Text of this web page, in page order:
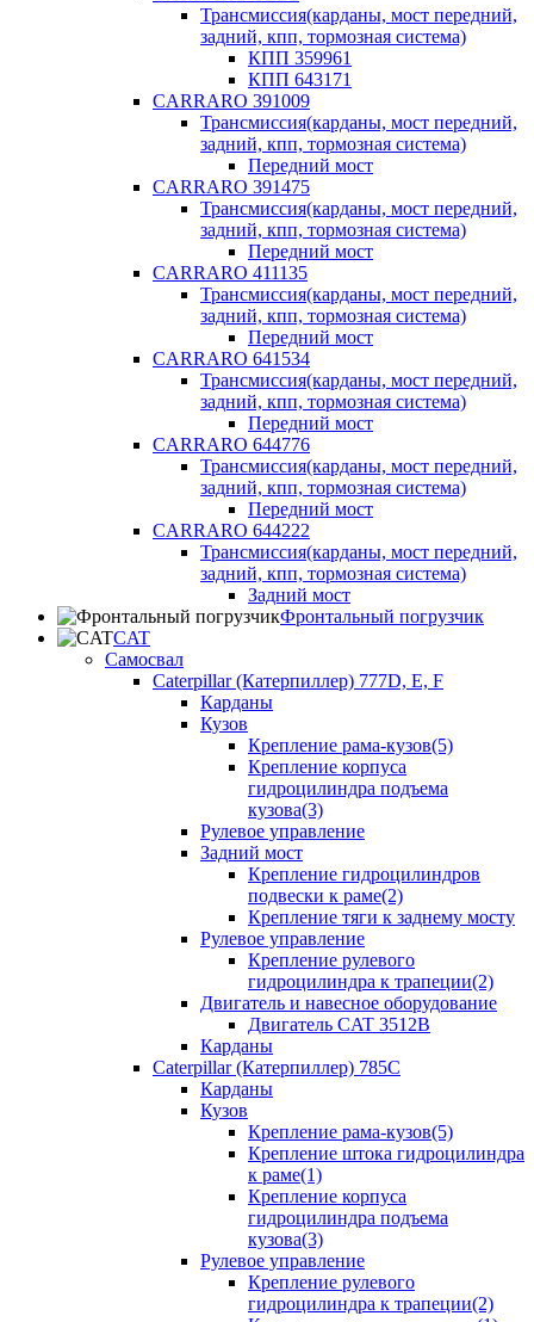
Трансмиссия(карданы, мост передний,
задний, кпп, тормозная система)
КПП 359961
КПП 643171
CARRARO 391009
Трансмиссия(карданы, мост передний,
задний, кпп, тормозная система)
Передний мост
CARRARO 391475
Трансмиссия(карданы, мост передний,
задний, кпп, тормозная система)
Передний мост
CARRARO 411135
Трансмиссия(карданы, мост передний,
задний, кпп, тормозная система)
Передний мост
CARRARO 641534
Трансмиссия(карданы, мост передний,
задний, кпп, тормозная система)
Передний мост
CARRARO 644776
Трансмиссия(карданы, мост передний,
задний, кпп, тормозная система)
Передний мост
CARRARO 644222
Трансмиссия(карданы, мост передний,
задний, кпп, тормозная система)
Задний мост
Фронтальный погрузчик
CAT
Самосвал
Caterpillar (Катерпиллер) 777D, E, F
Карданы
Кузов
Крепление рама-кузов(5)
Крепление корпуса
гидроцилиндра подъема
кузова(3)
Рулевое управление
Задний мост
Крепление гидроцилиндров
подвески к раме(2)
Крепление тяги к заднему мосту
Рулевое управление
Крепление рулевого
гидроцилиндра к трапеции(2)
Двигатель и навесное оборудование
Двигатель CAT 3512B
Карданы
Caterpillar (Катерпиллер) 785C
Карданы
Кузов
Крепление рама-кузов(5)
Крепление штока гидроцилиндра
к раме(1)
Крепление корпуса
гидроцилиндра подъема
кузова(3)
Рулевое управление
Крепление рулевого
гидроцилиндра к трапеции(2)